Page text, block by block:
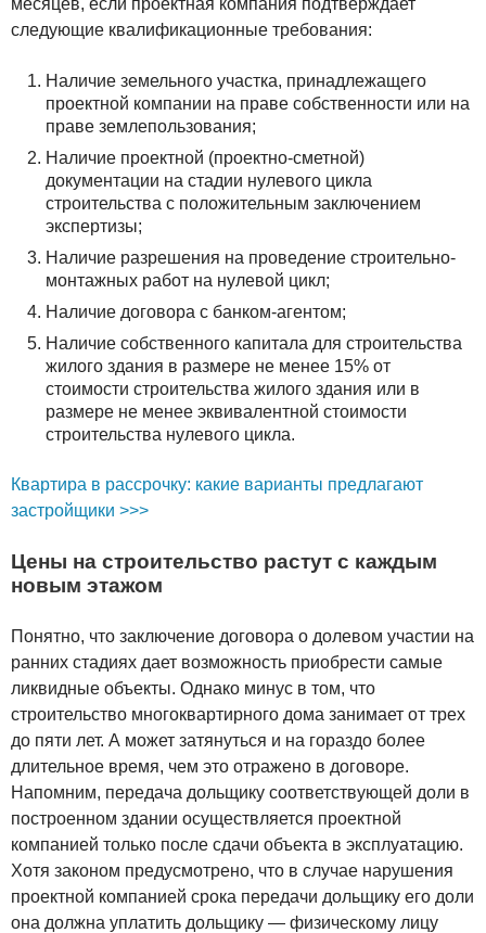
месяцев, если проектная компания подтверждает
следующие квалификационные требования:
Наличие земельного участка, принадлежащего
проектной компании на праве собственности или на
праве землепользования;
Наличие проектной (проектно-сметной)
документации на стадии нулевого цикла
строительства с положительным заключением
экспертизы;
Наличие разрешения на проведение строительно-
монтажных работ на нулевой цикл;
Наличие договора с банком-агентом;
Наличие собственного капитала для строительства
жилого здания в размере не менее 15% от
стоимости строительства жилого здания или в
размере не менее эквивалентной стоимости
строительства нулевого цикла.
Квартира в рассрочку: какие варианты предлагают
застройщики >>>
Цены на строительство растут с каждым
новым этажом
Понятно, что заключение договора о долевом участии на
ранних стадиях дает возможность приобрести самые
ликвидные объекты. Однако минус в том, что
строительство многоквартирного дома занимает от трех
до пяти лет. А может затянуться и на гораздо более
длительное время, чем это отражено в договоре.
Напомним, передача дольщику соответствующей доли в
построенном здании осуществляется проектной
компанией только после сдачи объекта в эксплуатацию.
Хотя законом предусмотрено, что в случае нарушения
проектной компанией срока передачи дольщику его доли
она должна уплатить дольщику — физическому лицу